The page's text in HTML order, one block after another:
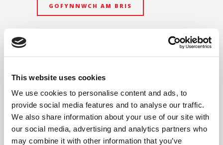
This website uses cookies
We use cookies to personalise content and ads, to
provide social media features and to analyse our traffic.
We also share information about your use of our site with
our social media, advertising and analytics partners who
may combine it with other information that you’ve
GOFYNNWCH AM BRIS